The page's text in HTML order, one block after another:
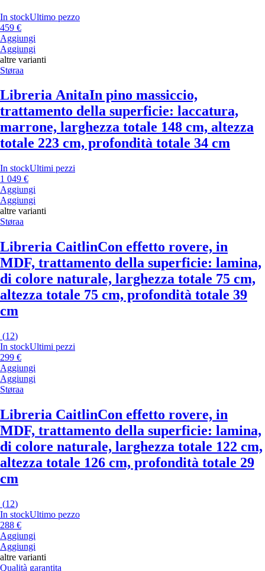
In stockUltimo pezzo
459 €
Aggiungi
Aggiungi
altre varianti
Støraa
Libreria AnitaIn pino massiccio,
trattamento della superficie: laccatura,
marrone, larghezza totale 148 cm, altezza
totale 223 cm, profondità totale 34 cm
In stockUltimi pezzi
1 049 €
Aggiungi
Aggiungi
altre varianti
Støraa
Libreria CaitlinCon effetto rovere, in
MDF, trattamento della superficie: lamina,
di colore naturale, larghezza totale 75 cm,
altezza totale 75 cm, profondità totale 39
cm
(12)
In stockUltimi pezzi
299 €
Aggiungi
Aggiungi
Støraa
Libreria CaitlinCon effetto rovere, in
MDF, trattamento della superficie: lamina,
di colore naturale, larghezza totale 122 cm,
altezza totale 126 cm, profondità totale 29
cm
(12)
In stockUltimo pezzo
288 €
Aggiungi
Aggiungi
altre varianti
Qualità garantita